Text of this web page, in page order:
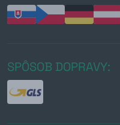
SPÔSOB DOPRAVY: